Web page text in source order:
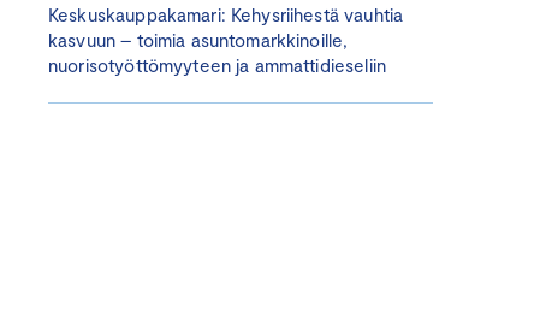
Keskuskauppakamari: Kehysriihestä vauhtia
kasvuun – toimia asuntomarkkinoille,
nuorisotyöttömyyteen ja ammattidieseliin